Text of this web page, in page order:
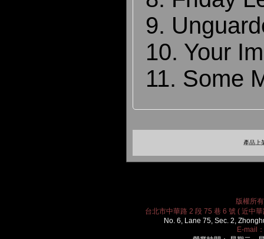
9.
10. Your
11. Some
產品上
版權所
台北市中華路 2 段 75 巷 6 號 ( 近中
No. 6, Lane 75, Sec. 2,
E-mail：